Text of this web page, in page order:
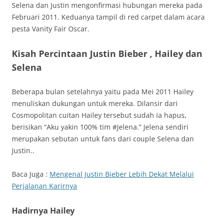
Selena dan Justin mengonfirmasi hubungan mereka pada
Februari 2011. Keduanya tampil di red carpet dalam acara
pesta Vanity Fair Oscar.
Kisah Percintaan Justin Bieber , Hailey dan
Selena
Beberapa bulan setelahnya yaitu pada Mei 2011 Hailey
menuliskan dukungan untuk mereka. Dilansir dari
Cosmopolitan cuitan Hailey tersebut sudah ia hapus,
berisikan “Aku yakin 100% tim #Jelena.” Jelena sendiri
merupakan sebutan untuk fans dari couple Selena dan
Justin..
Baca Juga : Mengenal Justin Bieber Lebih Dekat Melalui
Perjalanan Karirnya
Hadirnya Hailey